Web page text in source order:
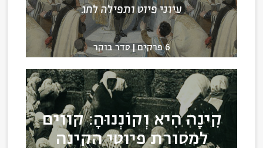
עיוני פיוט ותפילה לחג
6 פרקים סדר בוקר
קִינָה הִיא וְקוֹנְנוּהָ: קווים
למסורת פיוטי הקינה